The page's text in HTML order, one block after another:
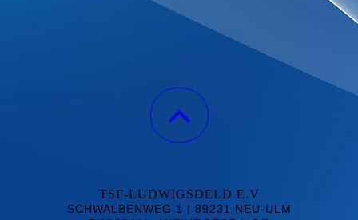
TSF-LUDWIGSDELD E.V
SCHWALBENWEG 1 | 89231 NEU-ULM